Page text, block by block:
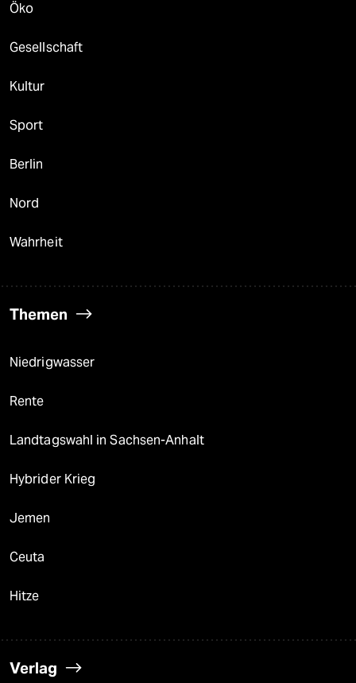
Öko
Gesellschaft
Kultur
Sport
Berlin
Nord
Wahrheit
Themen
Niedrigwasser
Rente
Landtagswahl in Sachsen-Anhalt
Hybrider Krieg
Jemen
Ceuta
Hitze
Verlag